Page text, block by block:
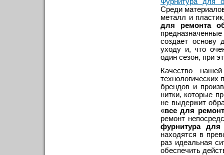
Фурнитура для
Среди
металл и
для ремонта
создает основу
уходу и, что
один сезон, при
Качество
технологических
брендов и
нитки, которые
не выдержит
«все для
ремонт
фурнитура для
находятся в
раз идеальная
обеспечить